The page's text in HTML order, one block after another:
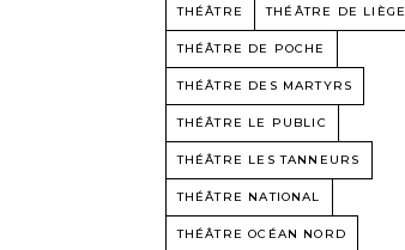
THÉÂTRE THÉÂTRE DE LIÈGE
THÉÂTRE DE POCHE
THÉÂTRE DES MARTYRS
THÉÂTRE LE PUBLIC
THÉÂTRE LES TANNEURS
THÉÂTRE NATIONAL
THÉÂTRE OCÉAN NORD